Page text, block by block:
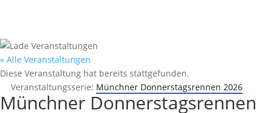
« Alle Veranstaltungen
Diese Veranstaltung hat bereits stattgefunden.
Veranstaltungsserie: Münchner Donnerstagsrennen 2026
Münchner Donnerstagsrennen